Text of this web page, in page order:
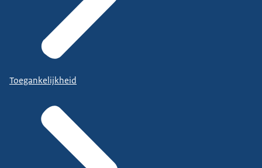
Toegankelijkheid